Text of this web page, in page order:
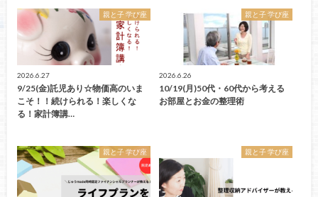
親と子 学び座
2026.6.27
9/25(金)託児あり☆物価高のいま
こそ！！続けられる！楽しくな
る！家計簿講…
親と子 学び座
2026.6.26
10/19(月)50代・60代から考える
お部屋とお金の整理術
親と子 学び座 親と子 学び座